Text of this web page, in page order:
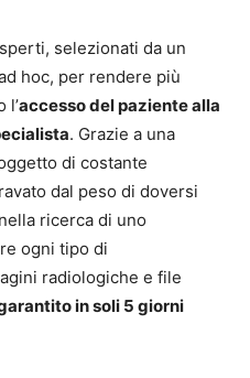
selezionati da un
hoc, per rendere più
l’accesso del paziente alla
. Grazie a una
di costante
dal peso di doversi
ricerca di uno
ogni tipo di
radiologiche e file
in soli 5 giorni